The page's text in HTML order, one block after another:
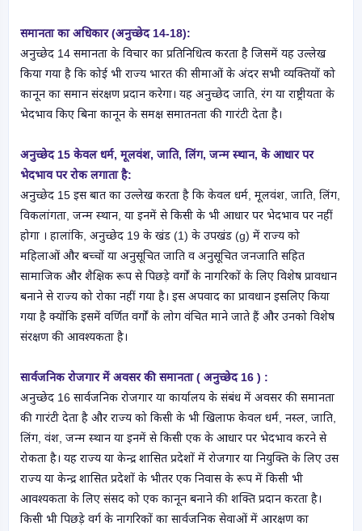
समानता का अधिकार (अनुच्छेद 14-18):
अनुच्छेद 14 समानता के विचार का प्रतिनिधित्व करता है जिसमें यह उल्लेख
किया गया है कि कोई भी राज्य भारत की सीमाओं के अंदर सभी व्यक्तियों को
कानून का समान संरक्षण प्रदान करेगा। यह अनुच्छेद जाति, रंग या राष्ट्रीयता के
भेदभाव किए बिना कानून के समक्ष समातनता की गारंटी देता है।
अनुच्छेद 15 केवल धर्म, मूलवंश, जाति, लिंग, जन्म स्थान, के आधार पर
भेदभाव पर रोक लगाता है:
अनुच्छेद 15 इस बात का उल्लेख करता है कि केवल धर्म, मूलवंश, जाति, लिंग,
विकलांगता, जन्म स्थान, या इनमें से किसी के भी आधार पर भेदभाव पर नहीं
होगा । हालांकि, अनुच्छेद 19 के खंड (1) के उपखंड (g) में राज्य को
महिलाओं और बच्चों या अनुसूचित जाति व अनुसूचित जनजाति सहित
सामाजिक और शैक्षिक रूप से पिछड़े वर्गों के नागरिकों के लिए विशेष प्रावधान
बनाने से राज्य को रोका नहीं गया है। इस अपवाद का प्रावधान इसलिए किया
गया है क्योंकि इसमें वर्णित वर्गों के लोग वंचित माने जाते हैं और उनको विशेष
संरक्षण की आवश्यकता है।
सार्वजनिक रोजगार में अवसर की समानता ( अनुच्छेद 16 ) :
अनुच्छेद 16 सार्वजनिक रोजगार या कार्यालय के संबंध में अवसर की समानता
की गारंटी देता है और राज्य को किसी के भी खिलाफ केवल धर्म, नस्ल, जाति,
लिंग, वंश, जन्म स्थान या इनमें से किसी एक के आधार पर भेदभाव करने से
रोकता है। यह राज्य या केन्द्र शासित प्रदेशों में रोजगार या नियुक्ति के लिए उस
राज्य या केन्द्र शासित प्रदेशों के भीतर एक निवास के रूप में किसी भी
आवश्यकता के लिए संसद को एक कानून बनाने की शक्ति प्रदान करता है।
किसी भी पिछड़े वर्ग के नागरिकों का सार्वजनिक सेवाओं में आरक्षण का